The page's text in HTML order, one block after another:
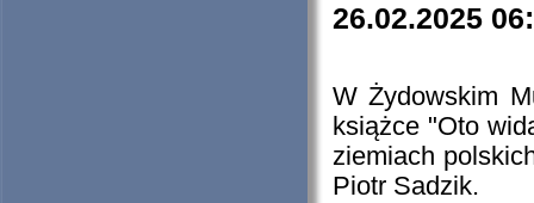
26.02.2025
W Żydowskim
książce "Oto
ziemiach
Piotr Sadzik.